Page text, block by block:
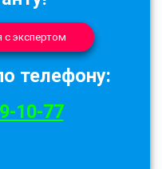
с экспертом
телефону:
10-77